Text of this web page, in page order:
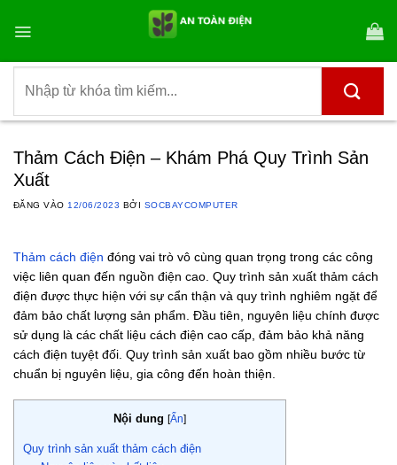
qua
dung
kiếm:
Thảm Cách Điện – Khám Phá Quy Trình Sản
Xuất
ĐĂNG VÀO 12/06/2023 BỞI SOCBAYCOMPUTER
Thảm cách điện đóng vai trò vô cùng quan trọng trong các công
việc liên quan đến nguồn điện cao. Quy trình sản xuất thảm cách
điện được thực hiện với sự cẩn thận và quy trình nghiêm ngặt để
đảm bảo chất lượng sản phẩm. Đầu tiên, nguyên liệu chính được
sử dụng là các chất liệu cách điện cao cấp, đảm bảo khả năng
cách điện tuyệt đối. Quy trình sản xuất bao gồm nhiều bước từ
chuẩn bị nguyên liệu, gia công đến hoàn thiện.
Nội dung [Ẩn]
Quy trình sản xuất thảm cách điện